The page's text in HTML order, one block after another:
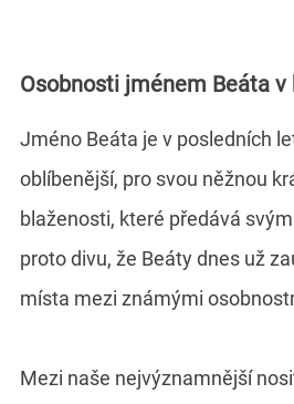
Osobnosti jménem Beáta
Jméno Beáta je v posledních
oblíbenější, pro svou něžnou
blaženosti, které předává
proto divu, že Beáty dnes už
místa mezi známými
Mezi naše nejvýznamnější